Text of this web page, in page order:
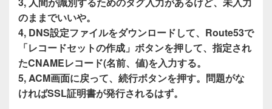
のままでいいや。
4, DNS設定ファイルをダウンロードして、Route53で
「レコードセットの作成」ボタンを押して、指定され
たCNAMEレコード(名前、値)を入力する。
5, ACM画面に戻って、続行ボタンを押す。問題がな
ければSSL証明書が発行されるはず。